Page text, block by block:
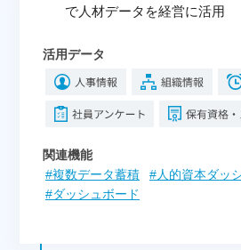
で人材データを経営に活用
活用データ
関連機能
#複数データ蓄積
#人的資本ダッ
#ダッシュボード